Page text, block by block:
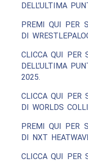
DELL’ULTIMA
PREMI QUI PER
DI
CLICCA QUI PER
DELL’ULTIMA
2025.
CLICCA QUI PER
DI WORLDS
PREMI QUI PER
DI NXT
CLICCA QUI PER